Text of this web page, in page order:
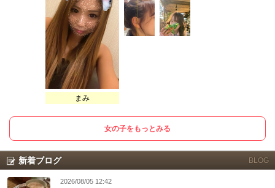
まみ
女の子をもっとみる
新着ブログ BLOG
2026/08/05 12:42